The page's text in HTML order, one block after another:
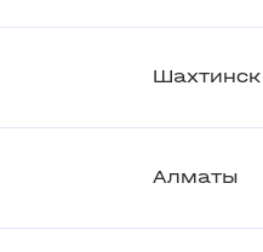
Шахтинск
Алматы